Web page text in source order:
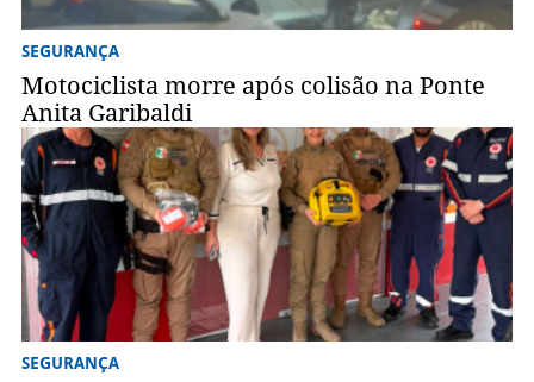
SEGURANÇA
Motociclista morre após colisão na Ponte
Anita Garibaldi
SEGURANÇA